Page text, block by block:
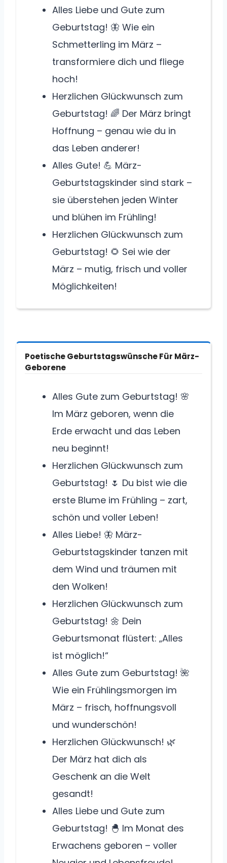
Alles Liebe und Gute zum
Geburtstag! 🦋 Wie ein
Schmetterling im März –
transformiere dich und fliege
hoch!
Herzlichen Glückwunsch zum
Geburtstag! 🌈 Der März bringt
Hoffnung – genau wie du in
das Leben anderer!
Alles Gute! 💪 März-
Geburtstagskinder sind stark –
sie überstehen jeden Winter
und blühen im Frühling!
Herzlichen Glückwunsch zum
Geburtstag! 🌻 Sei wie der
März – mutig, frisch und voller
Möglichkeiten!
Poetische Geburtstagswünsche Für März-
Geborene
Alles Gute zum Geburtstag! 🌸
Im März geboren, wenn die
Erde erwacht und das Leben
neu beginnt!
Herzlichen Glückwunsch zum
Geburtstag! 🌷 Du bist wie die
erste Blume im Frühling – zart,
schön und voller Leben!
Alles Liebe! 🦋 März-
Geburtstagskinder tanzen mit
dem Wind und träumen mit
den Wolken!
Herzlichen Glückwunsch zum
Geburtstag! 🌼 Dein
Geburtsmonat flüstert: „Alles
ist möglich!“
Alles Gute zum Geburtstag! 🌺
Wie ein Frühlingsmorgen im
März – frisch, hoffnungsvoll
und wunderschön!
Herzlichen Glückwunsch! 🌿
Der März hat dich als
Geschenk an die Welt
gesandt!
Alles Liebe und Gute zum
Geburtstag! 🐣 Im Monat des
Erwachens geboren – voller